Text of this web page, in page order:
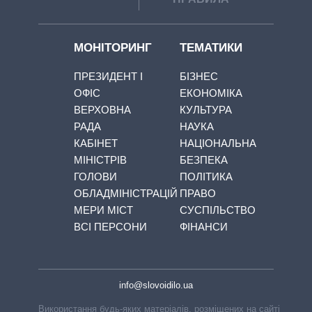
МОНІТОРИНГ
ПРЕЗИДЕНТ І
ОФІС
ВЕРХОВНА
РАДА
КАБІНЕТ
МІНІСТРІВ
ГОЛОВИ
ОБЛАДМІНІСТРАЦІЙ
МЕРИ МІСТ
ВСІ ПЕРСОНИ
ТЕМАТИКИ
БІЗНЕС
ЕКОНОМІКА
КУЛЬТУРА
НАУКА
НАЦІОНАЛЬНА
БЕЗПЕКА
ПОЛІТИКА
ПРАВО
СУСПІЛЬСТВО
ФІНАНСИ
info@slovoidilo.ua
Використання будь-яких матеріалів, розміщених на сайті,